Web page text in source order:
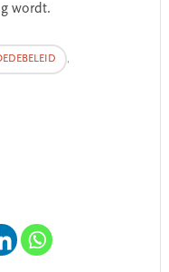
wordt.
,